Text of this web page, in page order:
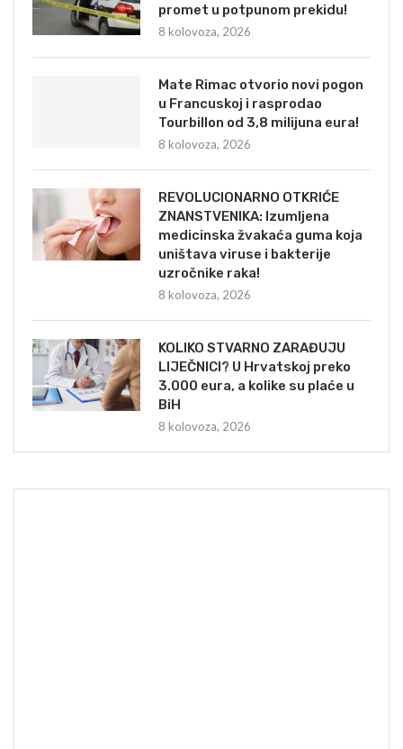
promet u potpunom prekidu!
8 kolovoza, 2026
Mate Rimac otvorio novi pogon
u Francuskoj i rasprodao
Tourbillon od 3,8 milijuna eura!
8 kolovoza, 2026
REVOLUCIONARNO OTKRIĆE
ZNANSTVENIKA: Izumljena
medicinska žvakaća guma koja
uništava viruse i bakterije
uzročnike raka!
8 kolovoza, 2026
KOLIKO STVARNO ZARAĐUJU
LIJEČNICI? U Hrvatskoj preko
3.000 eura, a kolike su plaće u
BiH
8 kolovoza, 2026